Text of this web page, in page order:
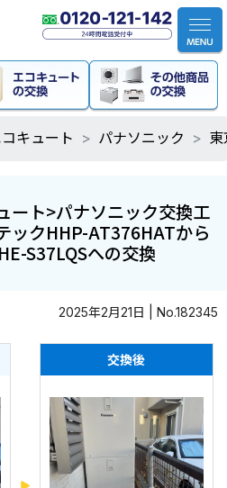
キュート パナソニック
ート>パナソニック交換工
ックHHP-AT376HATから
S37LQSへの交換
2025年2月21日 | No.182345
交換後